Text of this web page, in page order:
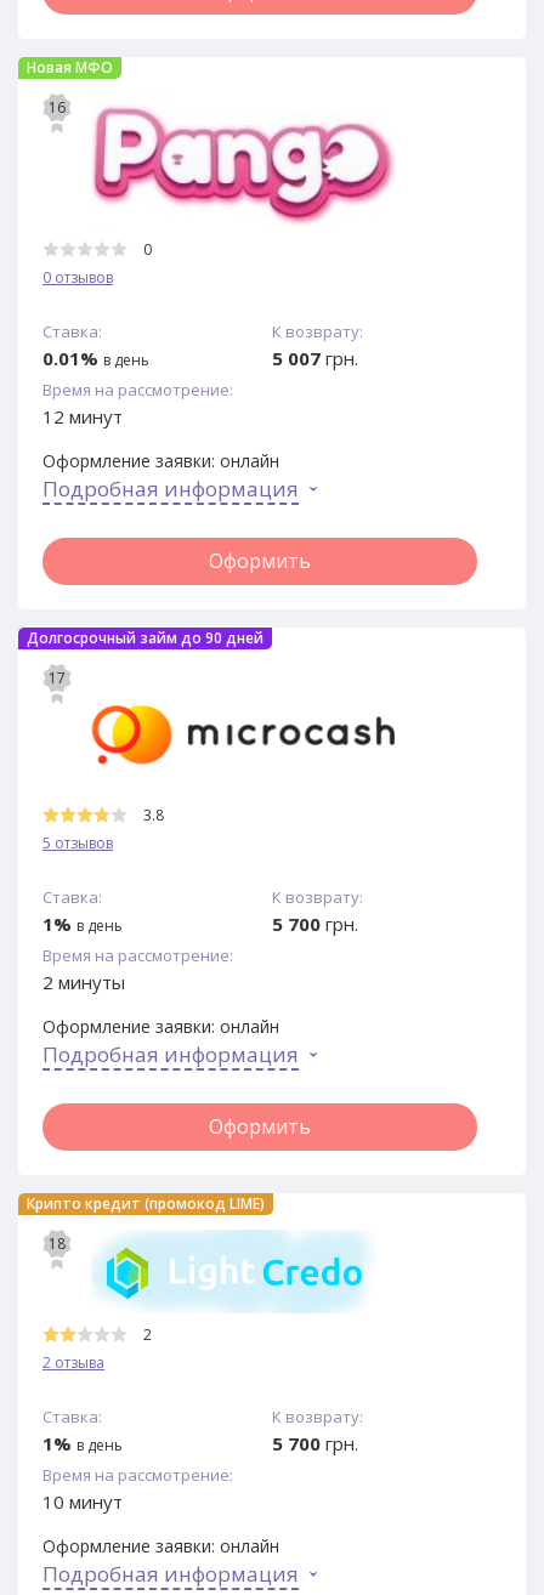
Новая МФО
16
0
0 отзывов
Ставка:
0.01% в день
К возврату:
5 007 грн.
Время на рассмотрение:
12 минут
Оформление заявки: онлайн
Подробная информация
Оформить
Долгосрочный займ до 90 дней
17
3.8
5 отзывов
Ставка:
1% в день
К возврату:
5 700 грн.
Время на рассмотрение:
2 минуты
Оформление заявки: онлайн
Подробная информация
Оформить
Крипто кредит (промокод LIME)
18
2
2 отзыва
Ставка:
1% в день
К возврату:
5 700 грн.
Время на рассмотрение:
10 минут
Оформление заявки: онлайн
Подробная информация